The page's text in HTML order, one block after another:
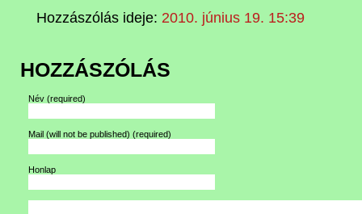
Hozzászólás ideje: 2010. június 19. 15:39
HOZZÁSZÓLÁS
Név (required)
Mail (will not be published) (required)
Honlap